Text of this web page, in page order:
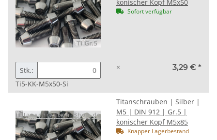
konischer Kopf M5x50
Sofort verfügbar
Stk.:
Ti5-KK-M5x50-Si
× 3,29 € *
Titanschrauben | Silber |
M5 | DIN 912 | Gr.5 |
konischer Kopf M5x85
Knapper Lagerbestand